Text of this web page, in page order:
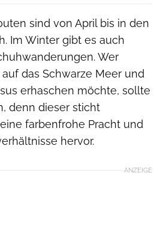
sind von April bis in den
Im Winter gibt es auch
Wer
das Schwarze Meer und
erhaschen möchte, sollte
denn dieser sticht
farbenfrohe Pracht und
hervor.
ANZEIGE